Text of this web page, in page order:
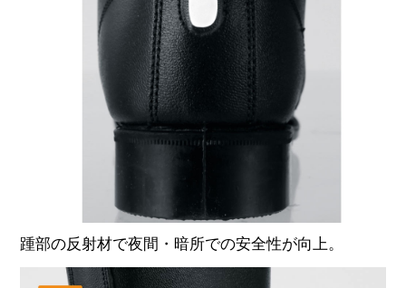
踵部の反射材で夜間・暗所での安全性が向上。